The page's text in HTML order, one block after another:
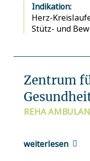
Indikation:
Herz-
Stütz- und
Zentrum
REHA
weiterlesen